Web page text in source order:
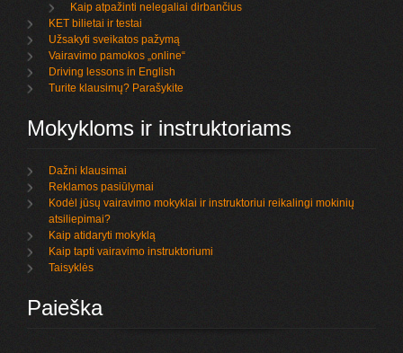
Kaip atpažinti nelegaliai dirbančius
KET bilietai ir testai
Užsakyti sveikatos pažymą
Vairavimo pamokos „online“
Driving lessons in English
Turite klausimų? Parašykite
Mokykloms ir instruktoriams
Dažni klausimai
Reklamos pasiūlymai
Kodėl jūsų vairavimo mokyklai ir instruktoriui reikalingi mokinių
atsiliepimai?
Kaip atidaryti mokyklą
Kaip tapti vairavimo instruktoriumi
Taisyklės
Paieška